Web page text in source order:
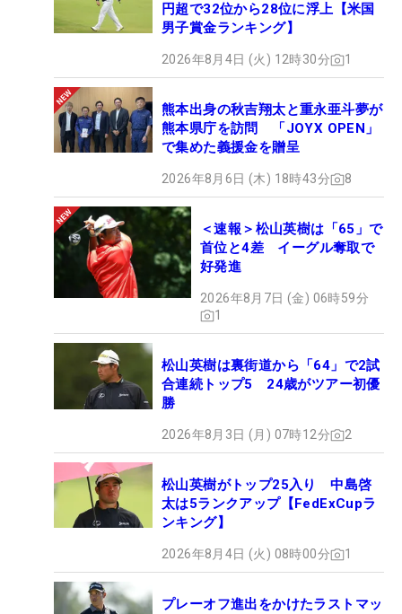
円超で32位から28位に浮上【米国
男子賞金ランキング】
2026年8月4日 (火) 12時30分 1
熊本出身の秋吉翔太と重永亜斗夢が
熊本県庁を訪問 「JOYX OPEN」
で集めた義援金を贈呈
2026年8月6日 (木) 18時43分 8
＜速報＞松山英樹は「65」で
首位と4差 イーグル奪取で
好発進
2026年8月7日 (金) 06時59分
1
松山英樹は裏街道から「64」で2試
合連続トップ5 24歳がツアー初優
勝
2026年8月3日 (月) 07時12分 2
松山英樹がトップ25入り 中島啓
太は5ランクアップ【FedExCupラ
ンキング】
2026年8月4日 (火) 08時00分 1
プレーオフ進出をかけたラストマッ